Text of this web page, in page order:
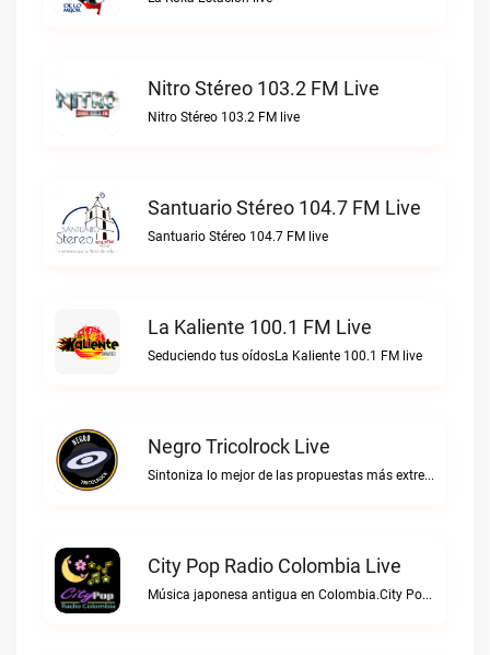
Nitro Stéreo 103.2 FM Live
Nitro Stéreo 103.2 FM live
Santuario Stéreo 104.7 FM Live
Santuario Stéreo 104.7 FM live
La Kaliente 100.1 FM Live
Seduciendo tus oídosLa Kaliente 100.1 FM live
Negro Tricolrock Live
Sintoniza lo mejor de las propuestas más extremas y virtuosas del metal colombianoNegro Tricolrock live
City Pop Radio Colombia Live
Música japonesa antigua en Colombia.City Pop Radio Colombia live